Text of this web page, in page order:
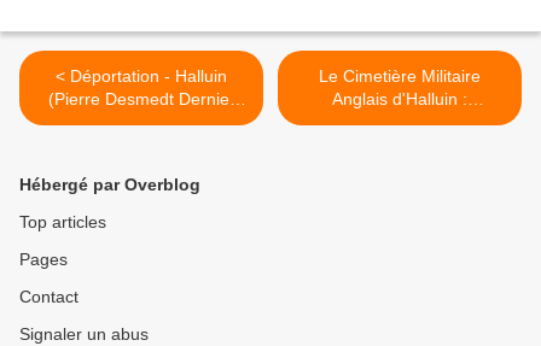
< Déportation - Halluin
(Pierre Desmedt Dernier
Résistant Halluinois
Le Cimetière Militaire
Anglais d'Halluin :
Historique et Hymne
Hébergé par Overblog
Top articles
Pages
Contact
Signaler un abus